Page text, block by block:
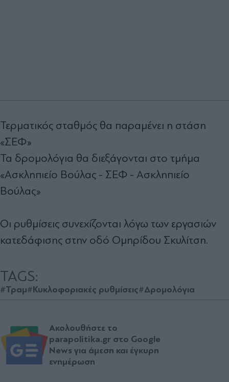
Τερματικός σταθμός θα παραμένει η στάση
«ΣΕΦ»
Τα δρομολόγια θα διεξάγονται στο τμήμα
«Ασκληπιείο Βούλας - ΣΕΦ - Ασκληπιείο
Βούλας»
Οι ρυθμίσεις συνεχίζονται λόγω των εργασιών
κατεδάφισης στην οδό Ομηρίδου Σκυλίτση.
TAGS:
#Τραμ#Κυκλοφοριακές ρυθμίσεις#Δρομολόγια
Ακολουθήστε το
parapolitika.gr στο Google
News για άμεση και έγκυρη
ενημέρωση